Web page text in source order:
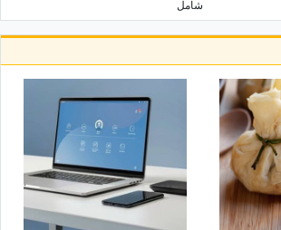
شامل